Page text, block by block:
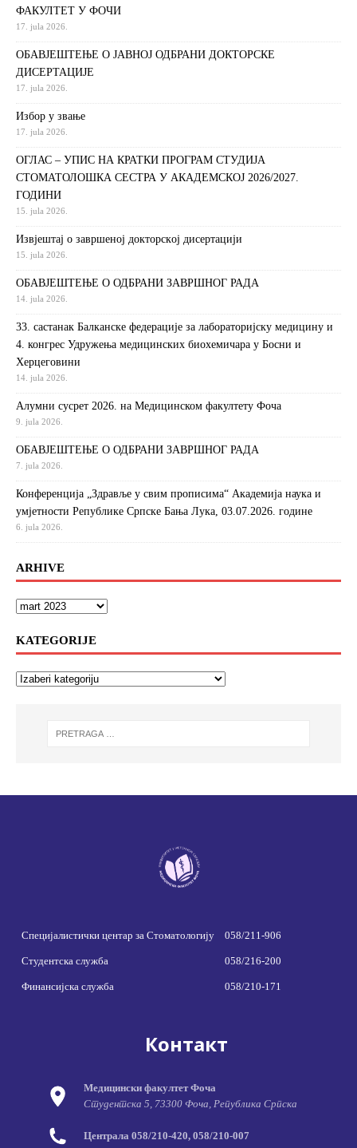
ФАКУЛТЕТ У ФОЧИ
17. jula 2026.
ОБАВЈЕШТЕЊЕ О ЈАВНОЈ ОДБРАНИ ДОКТОРСКЕ
ДИСЕРТАЦИЈЕ
17. jula 2026.
Избор у звање
17. jula 2026.
ОГЛАС – УПИС НА КРАТКИ ПРОГРАМ СТУДИЈА
СТОМАТОЛОШКА СЕСТРА У АКАДЕМСКОЈ 2026/2027.
ГОДИНИ
15. jula 2026.
Извjeштaj o зaвршeнoj дoктoрскoj дисeртaциjи
15. jula 2026.
ОБАВЈЕШТЕЊЕ О ОДБРАНИ ЗАВРШНОГ РАДА
14. jula 2026.
33. састанак Балканске федерације за лабораторијску медицину и
4. конгрес Удружења медицинских биохемичара у Босни и
Херцеговини
14. jula 2026.
Алумни сусрет 2026. на Медицинском факултету Фоча
9. jula 2026.
ОБАВЈЕШТЕЊЕ О ОДБРАНИ ЗАВРШНОГ РАДА
7. jula 2026.
Конференција „Здравље у свим прописима“ Академија наука и
умјетности Републике Српске Бања Лука, 03.07.2026. године
6. jula 2026.
ARHIVE
KATEGORIJE
Специјалистички центар за Стоматологију 058/211-906
Студентска служба 058/216-200
Финансијска служба 058/210-171
Контакт
Медицински факултет Фоча
Студентска 5, 73300 Фоча, Република Српска
Централа 058/210-420, 058/210-007